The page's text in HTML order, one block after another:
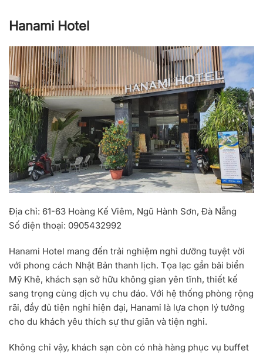
Hanami Hotel
Địa chỉ: 61-63 Hoàng Kế Viêm, Ngũ Hành Sơn, Đà Nẵng
Số điện thoại: 0905432992
Hanami Hotel mang đến trải nghiệm nghỉ dưỡng tuyệt vời
với phong cách Nhật Bản thanh lịch. Tọa lạc gần bãi biển
Mỹ Khê, khách sạn sở hữu không gian yên tĩnh, thiết kế
sang trọng cùng dịch vụ chu đáo. Với hệ thống phòng rộng
rãi, đầy đủ tiện nghi hiện đại, Hanami là lựa chọn lý tưởng
cho du khách yêu thích sự thư giãn và tiện nghi.
Không chỉ vậy, khách sạn còn có nhà hàng phục vụ buffet